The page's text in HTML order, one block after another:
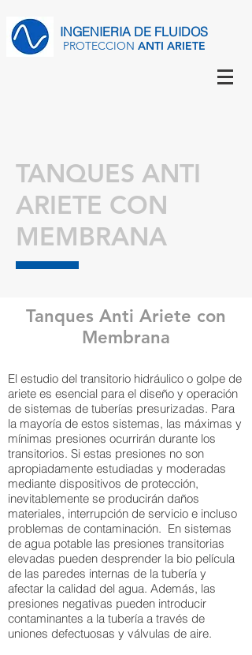
INGENIERIA DE FLUIDOS
PROTECCION ANTI ARIETE
TANQUES ANTI
ARIETE CON
MEMBRANA
Tanques Anti Ariete con
Membrana
El estudio del transitorio hidráulico o golpe de
ariete es esencial para el diseño y operación
de sistemas de tuberías presurizadas. Para
la mayoría de estos sistemas, las máximas y
mínimas presiones ocurrirán durante los
transitorios. Si estas presiones no son
apropiadamente estudiadas y moderadas
mediante dispositivos de protección,
inevitablemente se producirán daños
materiales, interrupción de servicio e incluso
problemas de contaminación. En sistemas
de agua potable las presiones transitorias
elevadas pueden desprender la bio película
de las paredes internas de la tubería y
afectar la calidad del agua. Además, las
presiones negativas pueden introducir
contaminantes a la tubería a través de
uniones defectuosas y válvulas de aire.